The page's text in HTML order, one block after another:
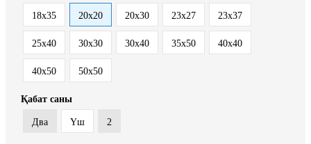
18x35 20x20 20x30 23x27 23x37
25x40 30x30 30x40 35x50 40x40
40x50 50x50
Қабат саны
Два Үш 2